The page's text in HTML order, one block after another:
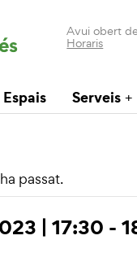
Avui obert
Horaris
Espais Serveis
passat.
| 17:30 -